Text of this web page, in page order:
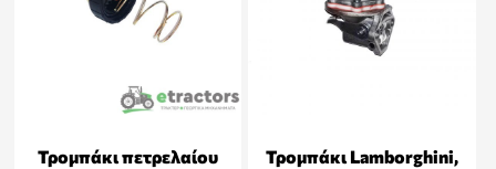
Τρομπάκι πετρελαίου
Τρομπάκι Lamborghini,